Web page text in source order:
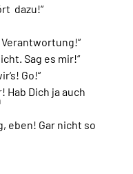
dazu!“
Sag es mir!“
Go!“
Hab Dich ja auch
eben! Gar nicht so